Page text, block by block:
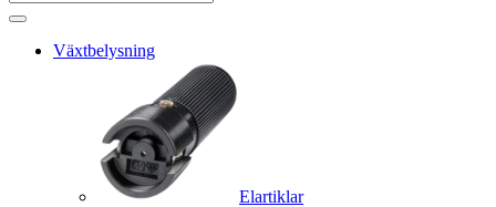
Växtbelysning
Elartiklar